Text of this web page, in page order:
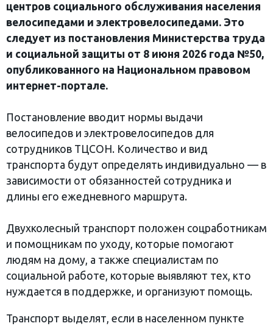
центров социального обслуживания населения
велосипедами и электровелосипедами. Это
следует из постановления Министерства труда
и социальной защиты от 8 июня 2026 года №50,
опубликованного на Национальном правовом
интернет-портале.
Постановление вводит нормы выдачи
велосипедов и электровелосипедов для
сотрудников ТЦСОН. Количество и вид
транспорта будут определять индивидуально — в
зависимости от обязанностей сотрудника и
длины его ежедневного маршрута.
Двухколесный транспорт положен соцработникам
и помощникам по уходу, которые помогают
людям на дому, а также специалистам по
социальной работе, которые выявляют тех, кто
нуждается в поддержке, и организуют помощь.
Транспорт выделят, если в населенном пункте